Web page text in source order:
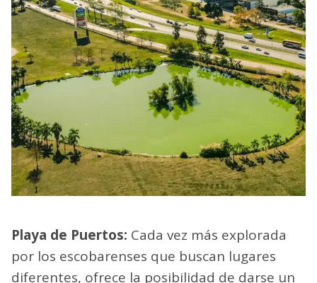
Playa de Puertos: Cada vez más explorada
por los escobarenses que buscan lugares
diferentes, ofrece la posibilidad de darse un